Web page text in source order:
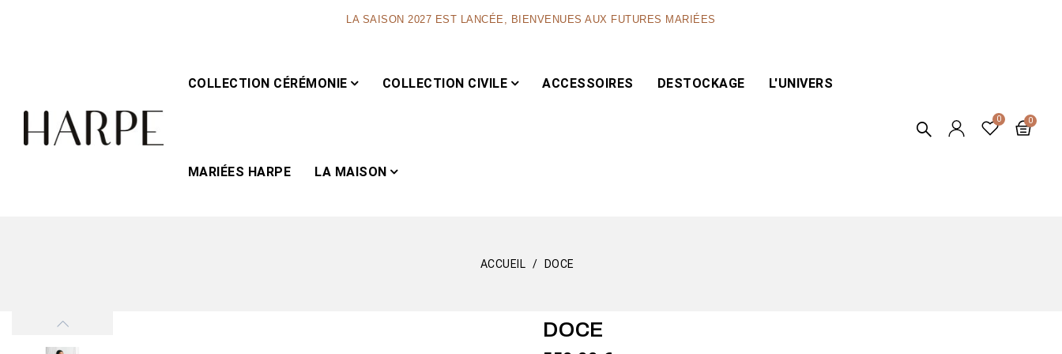
LA SAISON 2027 EST LANCÉE, BIENVENUES AUX FUTURES MARIÉES
COLLECTION CÉRÉMONIE COLLECTION CIVILE ACCESSOIRES DESTOCKAGE L'UNIVERS
MARIÉES HARPE LA MAISON
ACCUEIL DOCE
DOCE